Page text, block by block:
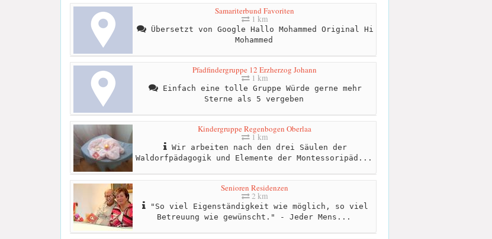
Samariterbund Favoriten
1 km
Übersetzt von Google Hallo Mohammed Original Hi
Mohammed
Pfadfindergruppe 12 Erzherzog Johann
1 km
Einfach eine tolle Gruppe Würde gerne mehr
Sterne als 5 vergeben
Kindergruppe Regenbogen Oberlaa
1 km
Wir arbeiten nach den drei Säulen der
Waldorfpädagogik und Elemente der Montessoripäd...
Senioren Residenzen
2 km
"So viel Eigenständigkeit wie möglich, so viel
Betreuung wie gewünscht." - Jeder Mens...